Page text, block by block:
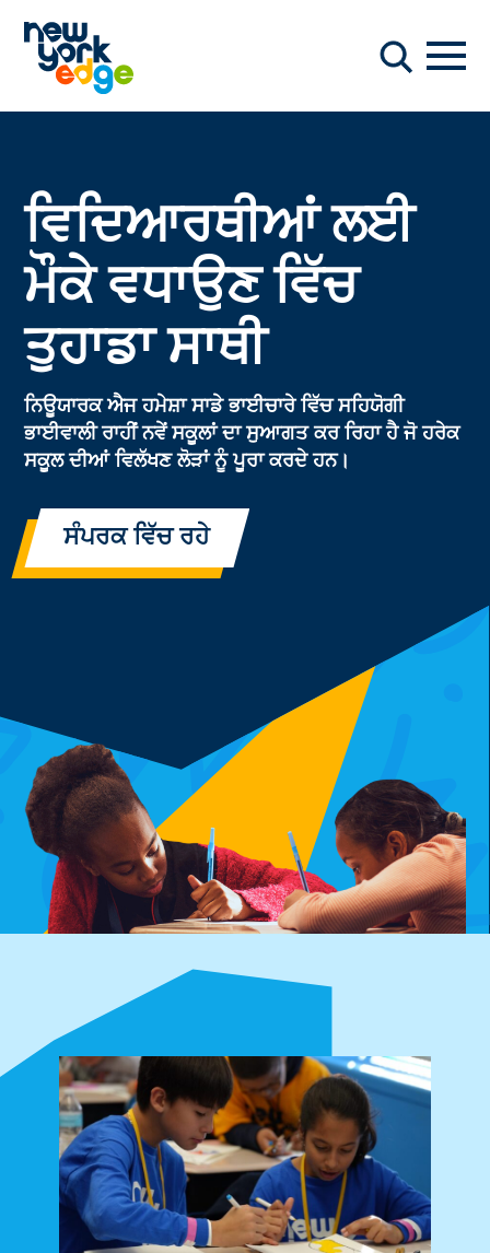
ਖੋਜ
ਵਿਦਿਆਰਥੀਆਂ ਲਈ
ਮੌਕੇ ਵਧਾਉਣ ਵਿੱਚ
ਤੁਹਾਡਾ ਸਾਥੀ
ਨਿਊਯਾਰਕ ਐਜ ਹਮੇਸ਼ਾ ਸਾਡੇ ਭਾਈਚਾਰੇ ਵਿੱਚ ਸਹਿਯੋਗੀ
ਭਾਈਵਾਲੀ ਰਾਹੀਂ ਨਵੇਂ ਸਕੂਲਾਂ ਦਾ ਸੁਆਗਤ ਕਰ ਰਿਹਾ ਹੈ ਜੋ ਹਰੇਕ
ਸਕੂਲ ਦੀਆਂ ਵਿਲੱਖਣ ਲੋੜਾਂ ਨੂੰ ਪੂਰਾ ਕਰਦੇ ਹਨ।
ਸੰਪਰਕ ਵਿੱਚ ਰਹੇ